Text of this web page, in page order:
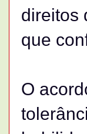
direitos
que
O